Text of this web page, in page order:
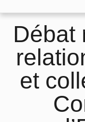
Débat
et